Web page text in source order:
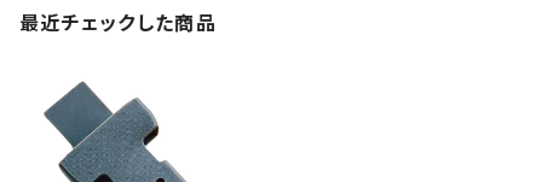
最近チェックした商品